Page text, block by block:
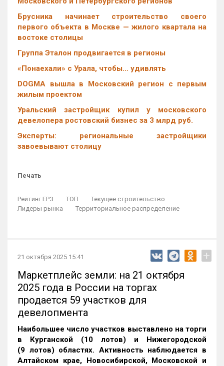
Брусника начинает строительство своего
первого объекта в Москве — жилого квартала на
востоке столицы
Группа Эталон продвигается в регионы
«Понаехали» с Урала, чтобы… удивлять
DOGMA вышла в Московский регион с первым
жилым проектом
Уральский застройщик купил у московского
девелопера ростовский бизнес за 3 млрд руб.
Эксперты: региональные застройщики
завоевывают столицу
Печать
Рейтинг ЕРЗ ТОП
Текущее строительство
Лидеры рынка
Территориальное распределение
21 октября 2025 15:41 +
Маркетплейс земли: на 21 октября
2025 года в России на торгах
продается 59 участков для
девелопмента
Наибольшее число участков выставлено на торги
в Курганской (10 лотов) и Нижегородской
(9 лотов) областях. Активность наблюдается в
Алтайском крае, Новосибирской, Московской и